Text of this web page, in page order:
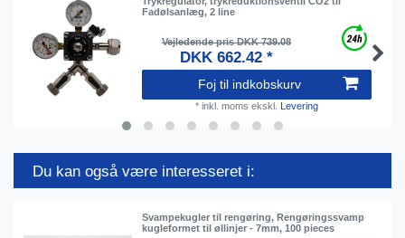
Fadølsanlæg, 2 line
Vejledende pris DKK 739.08
DKK 662.42 *
Foj til indkobskurv
* inkl. moms ekskl. Levering
Du kan også være interesseret i:
Svampekugler til rengøring, Rengøringssvamp
kugleformet til øllinjer - 7mm, 100 pieces